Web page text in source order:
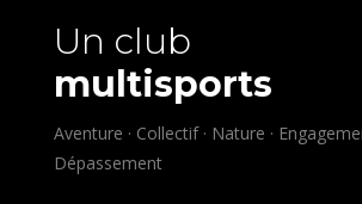
Un club
multisports
Aventure · Collectif · Nature ·
Dépassement